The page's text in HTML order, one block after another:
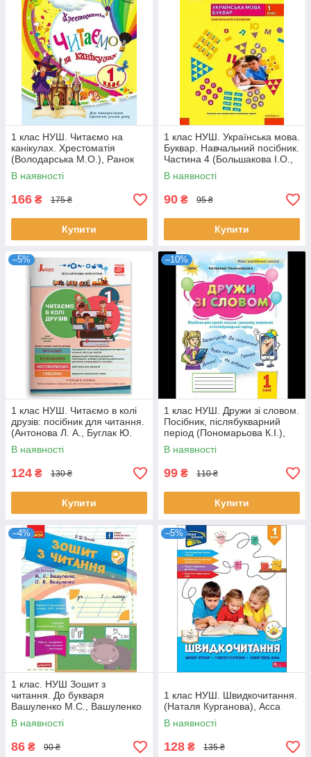
1 клас НУШ. Читаємо на
канікулах. Хрестоматія
(Володарська М.О.), Ранок
В наявності
166 ₴ 175 ₴
Купити
1 клас НУШ. Українська мова.
Буквар. Навчальний посібник.
Частина 4 (Большакова І.О.,
Пристінська М.С.), Ранок
В наявності
90 ₴ 95 ₴
Купити
–5%
1 клас НУШ. Читаємо в колі
друзів: посібник для читання.
(Антонова Л. А., Буглак Ю.
Г.), Літера
В наявності
124 ₴ 130 ₴
Купити
–10%
1 клас НУШ. Дружи зі словом.
Посібник, післябукварний
період (Пономарьова К.І.),
Оріон
В наявності
99 ₴ 110 ₴
Купити
–4%
1 клас. НУШ Зошит з
читання. До букваря
Вашуленко М.С., Вашуленко
О.В. (Цепова І.В.), Ранок
В наявності
86 ₴ 90 ₴
–5%
1 клас НУШ. Швидкочитання.
(Наталя Курганова), Асса
В наявності
128 ₴ 135 ₴